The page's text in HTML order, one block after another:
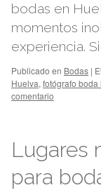
bodas en
momentos
experiencia.
Publicado en Bodas |
Huelva, fotógrafo boda
comentario
Lugares
para